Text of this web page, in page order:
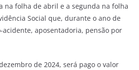
na folha de abril e a segunda na folha
Social que, durante o ano de
aposentadoria, pensão por
de 2024, será pago o valor